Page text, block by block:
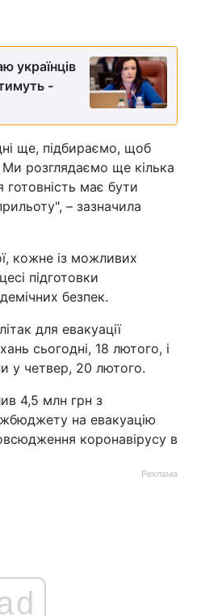
українців
-
ще, підбираємо, щоб
Ми розглядаємо ще кілька
готовність має бути
– зазначила
кожне із можливих
підготовки
безпек.
для евакуації
сьогодні, 18 лютого, і
у четвер, 20 лютого.
4,5 млн грн з
на евакуацію
коронавірусу в
Реклама